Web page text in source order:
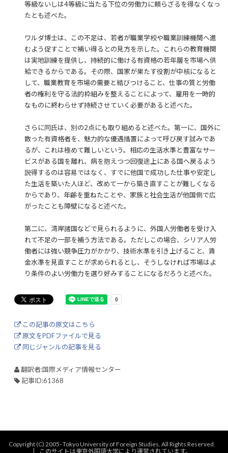
等級ないしは4等級に当たる下位の労働力に頼らざるを得なくなっ
たとも述べた。
ワルダ博士は、この不足は、若者が職業学校や職業訓練機関へ進
むよう促すことで補い得るとの見方を示した。これらの教育機関
は実地訓練を提供し、持続的に働ける有資格の若年層を市場へ供
給できるからである。その際、国家が果たす役割が中核になると
して、職業教育を市場の需要と結びつけること、仕事の質と労働
者の権利を守る法的枠組みを整えることによって、雇用を一時的
なものに終わらせず持続させていく必要があると述べた。
さらに同氏は、別の2点にも取り組めると述べた。第一に、国外に
散った有資格者を、魅力的な優遇措置によって呼び戻す試みであ
るが、これは極めて難しいという。相応の生活水準と豊富なサー
ビスがある国を離れ、病を抱えつつ回復途上にある国へ戻るよう
説得するのは容易ではなく、すでに他国で成功した仕事や安定し
た生活を築いた人ほど、改めて一から築き直すことが難しくなる
からであり、年齢を重ねたことや、家族と社会生活が他国側で広
がったことも障壁になると述べた。
第二に、湾岸諸国などで見られるように、外国人労働者を受け入
れて不足の一部を補う方法である。ただしこの場合、シリア人労
働者には強い競争圧力がかかり、技術水準を引き上げること、賃
金水準を見直すことが求められるとし、そうしなければ市場はよ
り条件のよい労働力を選り好みすることになるだろうと述べた。
この記事の原文はこちら
原文をPDFファイルで見る
同じジャンルの記事を見る
翻訳者:国際メディア情報センター
記事ID:61368
Copyright (C) 2005- Tokyo University of Foreign Studies. All Rights Reserved.
このサイトは東京外国語大学により運営されています。